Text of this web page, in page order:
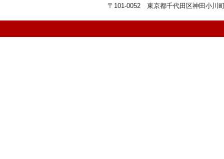
〒101-0052 東京都千代田区神田小川